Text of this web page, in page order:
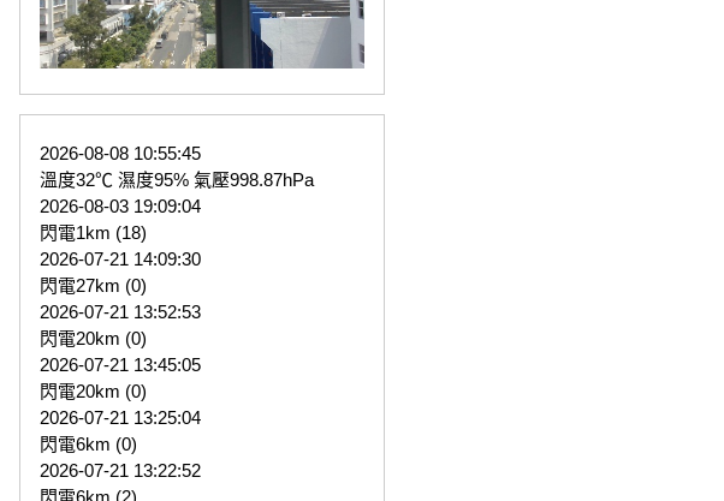
2026-08-08 10:55:45
溫度32℃ 濕度95% 氣壓998.87hPa
2026-08-03 19:09:04
閃電1km (18)
2026-07-21 14:09:30
閃電27km (0)
2026-07-21 13:52:53
閃電20km (0)
2026-07-21 13:45:05
閃電20km (0)
2026-07-21 13:25:04
閃電6km (0)
2026-07-21 13:22:52